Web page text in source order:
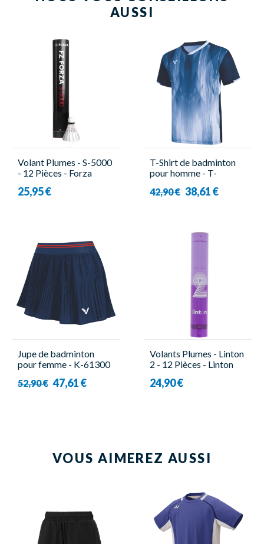
AUSSI
Volant Plumes - S-5000
- 12 Pièces - Forza
25,95 €
T-Shirt de badminton
pour homme - T-
Victor
42,90 € 38,61 €
Jupe de badminton
pour femme - K-61300
52,90 € 47,61 €
Volants Plumes - Linton
2 - 12 Pièces - Linton
24,90 €
VOUS AIMEREZ AUSSI